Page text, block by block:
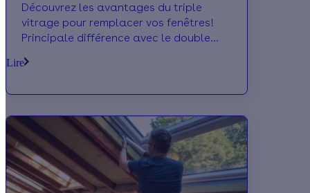
Découvrez les avantages du triple
vitrage pour remplacer vos fenêtres!
Principale différence avec le double
vitrage permet de répondre à une
régions les plus froides. Découvrez les
aides financières possibles.
Lire